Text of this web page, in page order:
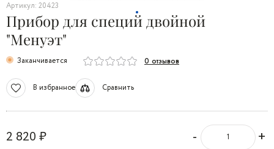
Артикул: 20423
Прибор для специй двойной
"Менуэт"
Заканчивается 0 отзывов
В избранное Сравнить
2 820 ₽ - +